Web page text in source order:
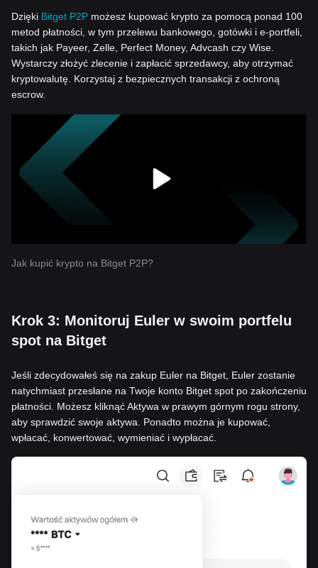
Dzięki Bitget P2P możesz kupować krypto za pomocą ponad 100
metod płatności, w tym przelewu bankowego, gotówki i e-portfeli,
takich jak Payeer, Zelle, Perfect Money, Advcash czy Wise.
Wystarczy złożyć zlecenie i zapłacić sprzedawcy, aby otrzymać
kryptowalutę. Korzystaj z bezpiecznych transakcji z ochroną
escrow.
Jak kupić krypto na Bitget P2P?
Krok 3: Monitoruj Euler w swoim portfelu
spot na Bitget
Jeśli zdecydowałeś się na zakup Euler na Bitget, Euler zostanie
natychmiast przesłane na Twoje konto Bitget spot po zakończeniu
płatności. Możesz kliknąć Aktywa w prawym górnym rogu strony,
aby sprawdzić swoje aktywa. Ponadto można je kupować,
wpłacać, konwertować, wymieniać i wypłacać.